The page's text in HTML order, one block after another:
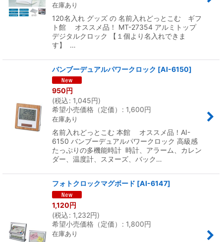
在庫あり
120名入れ グッズ の 名前入れどっとこむ ギフ
ト館 オススメ品！ MT-27354 アルミトップ
デジタルクロック 【１個より名入れできま
す】 …
バンブーデュアルパワークロック [AI-6150]
950円
(税込: 1,045円)
希望小売価格（定価）
: 1,600円
在庫あり
名前入れどっとこむ 本館 オススメ品！AI-
6150 バンブーデュアルパワークロック 高級感
たっぷりの多機能時計 時計、アラーム、カレン
ダー、温度計、スヌーズ、バック…
フォトクロックマグボード [AI-6147]
1,120円
(税込: 1,232円)
希望小売価格（定価）
: 1,800円
在庫あり